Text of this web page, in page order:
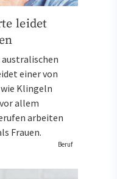
leidet
einer von
Klingeln
allem
arbeiten
Frauen.
Beruf